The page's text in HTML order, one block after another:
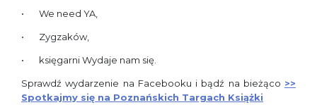
We need YA,
Zygzaków,
księgarni Wydaje nam się.
Sprawdź wydarzenie na Facebooku i bądź na bieżąco >>
Spotkajmy się na Poznańskich Targach Książki